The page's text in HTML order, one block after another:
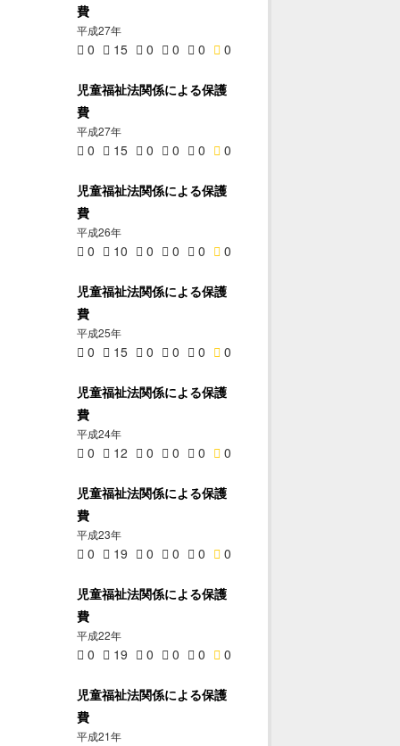
費
平成27年
0 15 0 0 0 0
児童福祉法関係による保護
費
平成27年
0 15 0 0 0 0
児童福祉法関係による保護
費
平成26年
0 10 0 0 0 0
児童福祉法関係による保護
費
平成25年
0 15 0 0 0 0
児童福祉法関係による保護
費
平成24年
0 12 0 0 0 0
児童福祉法関係による保護
費
平成23年
0 19 0 0 0 0
児童福祉法関係による保護
費
平成22年
0 19 0 0 0 0
児童福祉法関係による保護
費
平成21年